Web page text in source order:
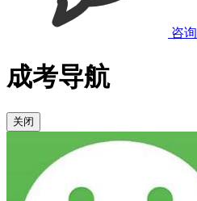
咨询
成考导航
关闭